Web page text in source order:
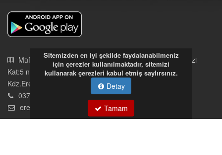
Müftü Mahallesi Ateş Ahmet Sokak Cerrahoğlu İşmerkezi
Kat:5 no:2
Kdz.Ereğli/Zonguldak
03723121008
eregliyeniufuk@gmail.com
Sitemizden en iyi şekilde faydalanabilmeniz
için çerezler kullanılmaktadır, sitemizi
kullanarak çerezleri kabul etmiş saylırsınız.
Detay
Tamam